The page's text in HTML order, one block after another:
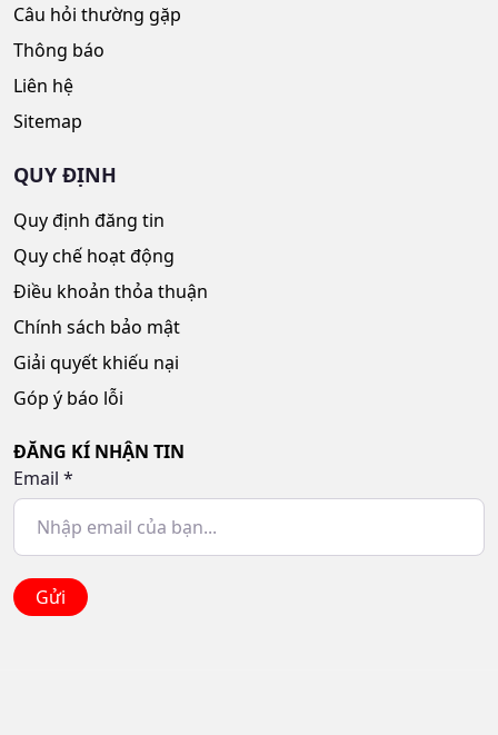
Câu hỏi thường gặp
Thông báo
Liên hệ
Sitemap
QUY ĐỊNH
Quy định đăng tin
Quy chế hoạt động
Điều khoản thỏa thuận
Chính sách bảo mật
Giải quyết khiếu nại
Góp ý báo lỗi
ĐĂNG KÍ NHẬN TIN
Email *
Gửi